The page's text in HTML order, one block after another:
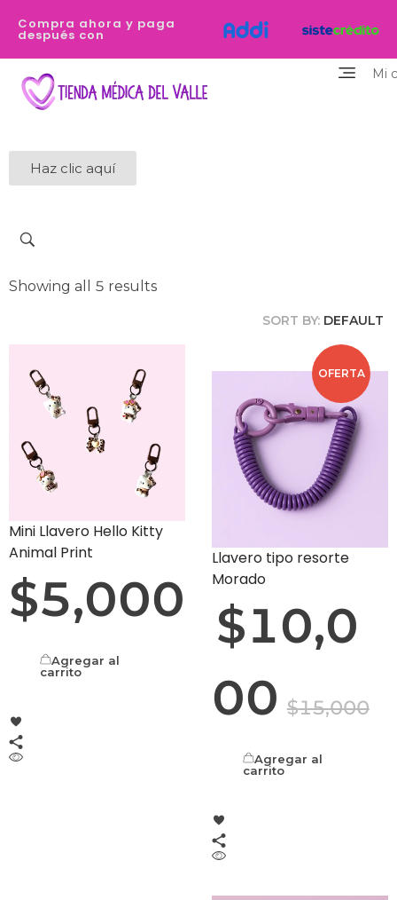
Compra ahora y paga
después con
Mi
Haz clic aquí
Showing all 5 results
SORT BY: DEFAULT
Mini Llavero Hello Kitty
Animal Print
$5,000
Agregar al
carrito
OFERTA
Llavero tipo resorte
Morado
$10,0
00 $15,000
Agregar al
carrito